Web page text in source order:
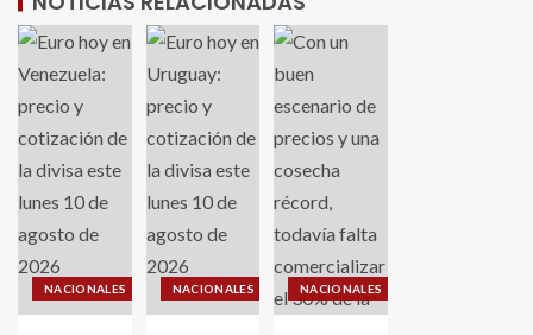
NACIONALES NACIONALES NACIONALES